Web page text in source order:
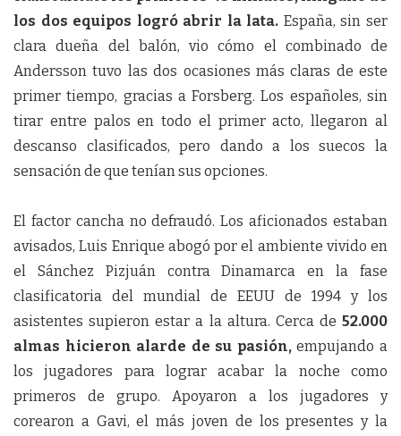
los dos equipos logró abrir la lata. España, sin ser
clara dueña del balón, vio cómo el combinado de
Andersson tuvo las dos ocasiones más claras de este
primer tiempo, gracias a Forsberg. Los españoles, sin
tirar entre palos en todo el primer acto, llegaron al
descanso clasificados, pero dando a los suecos la
sensación de que tenían sus opciones.
El factor cancha no defraudó. Los aficionados estaban
avisados, Luis Enrique abogó por el ambiente vivido en
el Sánchez Pizjuán contra Dinamarca en la fase
clasificatoria del mundial de EEUU de 1994 y los
asistentes supieron estar a la altura. Cerca de 52.000
almas hicieron alarde de su pasión, empujando a
los jugadores para lograr acabar la noche como
primeros de grupo. Apoyaron a los jugadores y
corearon a Gavi, el más joven de los presentes y la